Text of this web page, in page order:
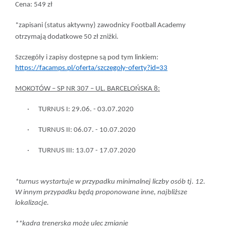
Cena: 549 zł
*zapisani (status aktywny) zawodnicy Football Academy
otrzymają dodatkowe 50 zł zniżki.
Szczegóły i zapisy dostępne są pod tym linkiem:
https://facamps.pl/oferta/szczegoly-oferty?id=33
MOKOTÓW – SP NR 307 – UL. BARCELOŃSKA 8:
· TURNUS I: 29.06. - 03.07.2020
· TURNUS II: 06.07. - 10.07.2020
· TURNUS III: 13.07 - 17.07.2020
*turnus wystartuje w przypadku minimalnej liczby osób tj. 12.
W innym przypadku będą proponowane inne, najbliższe
lokalizacje.
**kadra trenerska może ulec zmianie